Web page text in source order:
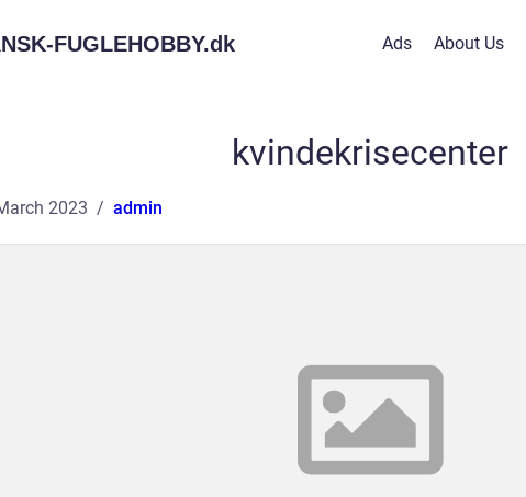
FUGLEHOBBY.dk Ads About Us
kvindekrisecenter
2023 admin